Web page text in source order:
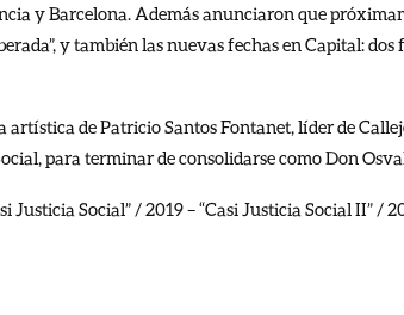
y Barcelona. Además anunciaron que
y también las nuevas fechas en Capital: dos
de Patricio Santos Fontanet, líder de
para terminar de consolidarse como Don
Justicia Social” / 2019 – “Casi Justicia Social II” /